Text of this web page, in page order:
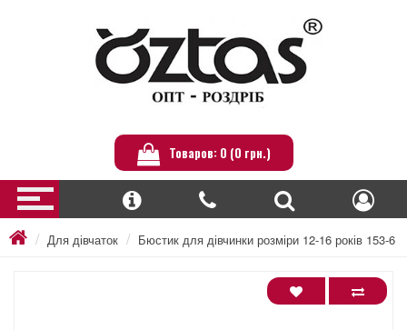
Товаров: 0 (0 грн.)
Для дівчаток Бюстик для дівчинки розміри 12-16 років 153-6